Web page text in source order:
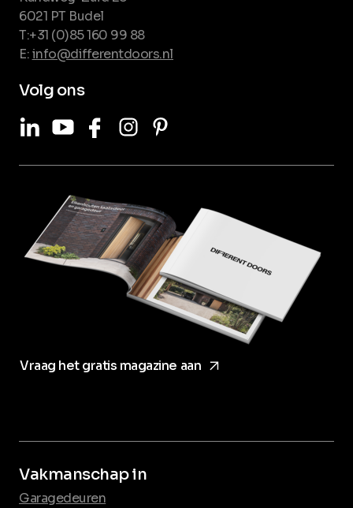
6021 PT Budel
T:+31 (0)85 160 99 88
E:info@differentdoors.nl
Volg ons
LinkedInYoutubeFacebookInstagram
Vakmanschap in
Garagedeuren
Vraag het gratis magazine aanarrow_forward